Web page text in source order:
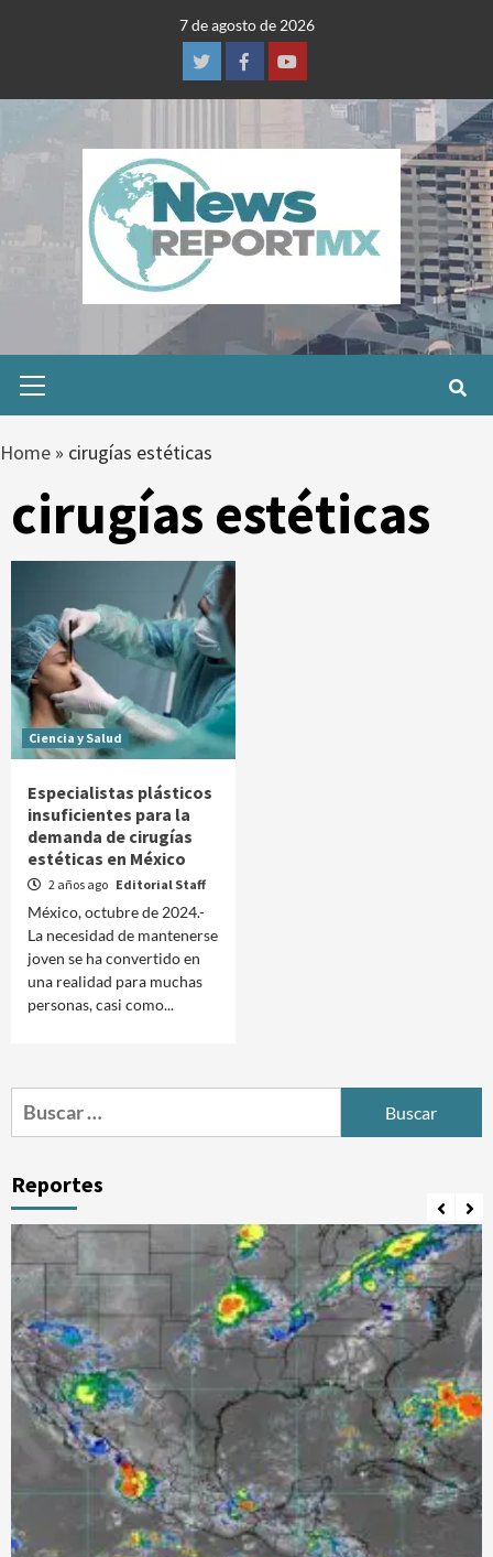
7 de agosto de 2026
TwitterFacebookYoutube
Menu
Home » cirugías estéticas
cirugías estéticas
Ciencia y Salud
Especialistas plásticos
insuficientes para la
demanda de cirugías
estéticas en México
2 años ago Editorial Staff
México, octubre de 2024.-
La necesidad de mantenerse
joven se ha convertido en
una realidad para muchas
personas, casi como...
Buscar:
Reportes